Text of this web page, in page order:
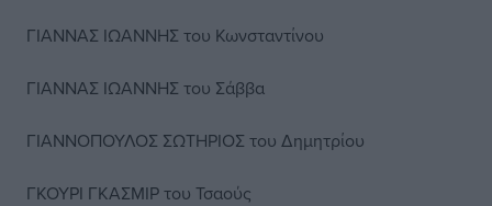
ΓΙΑΝΝΑΣ ΙΩΑΝΝΗΣ του Κωνσταντίνου
ΓΙΑΝΝΑΣ ΙΩΑΝΝΗΣ του Σάββα
ΓΙΑΝΝΟΠΟΥΛΟΣ ΣΩΤΗΡΙΟΣ του Δημητρίου
ΓΚΟΥΡΙ ΓΚΑΣΜΙΡ του Τσαούς